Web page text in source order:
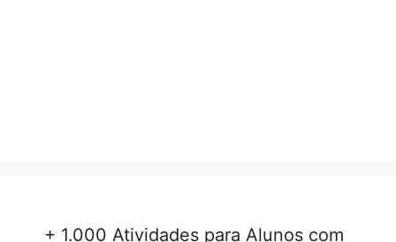
+ 1.000 Atividades para Alunos com